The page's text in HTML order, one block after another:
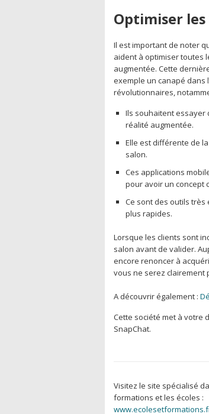
Optimiser
Il est important de noter
aident à optimiser toutes
augmentée. Cette
exemple un canapé
révolutionnaires,
Ils souhaitent essayer
réalité augmentée.
Elle est différente de
salon.
Ces applications
pour avoir un concept
Ce sont des outils
plus rapides.
Lorsque les clients sont
salon avant de valider.
encore renoncer à
vous ne serez clairement
A découvrir également :
Cette société met à votre
SnapChat.
Visitez le site spécialisé
formations et les écoles :